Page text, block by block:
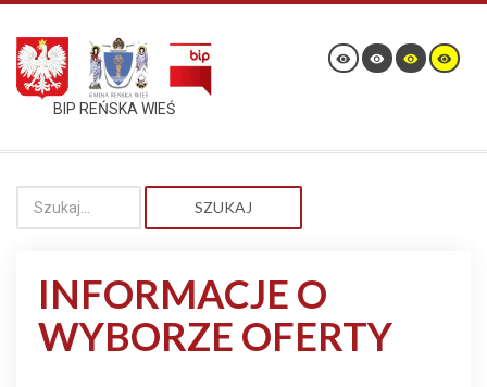
BIP REŃSKA WIEŚ
SZUKAJ
INFORMACJE O
WYBORZE OFERTY